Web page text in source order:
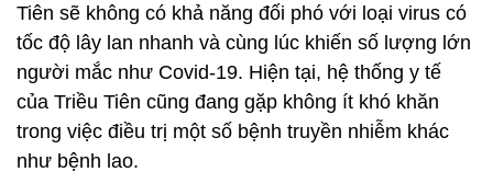
Tiên sẽ không có khả năng đối phó với loại virus có
tốc độ lây lan nhanh và cùng lúc khiến số lượng lớn
người mắc như Covid-19. Hiện tại, hệ thống y tế
của Triều Tiên cũng đang gặp không ít khó khăn
trong việc điều trị một số bệnh truyền nhiễm khác
như bệnh lao.